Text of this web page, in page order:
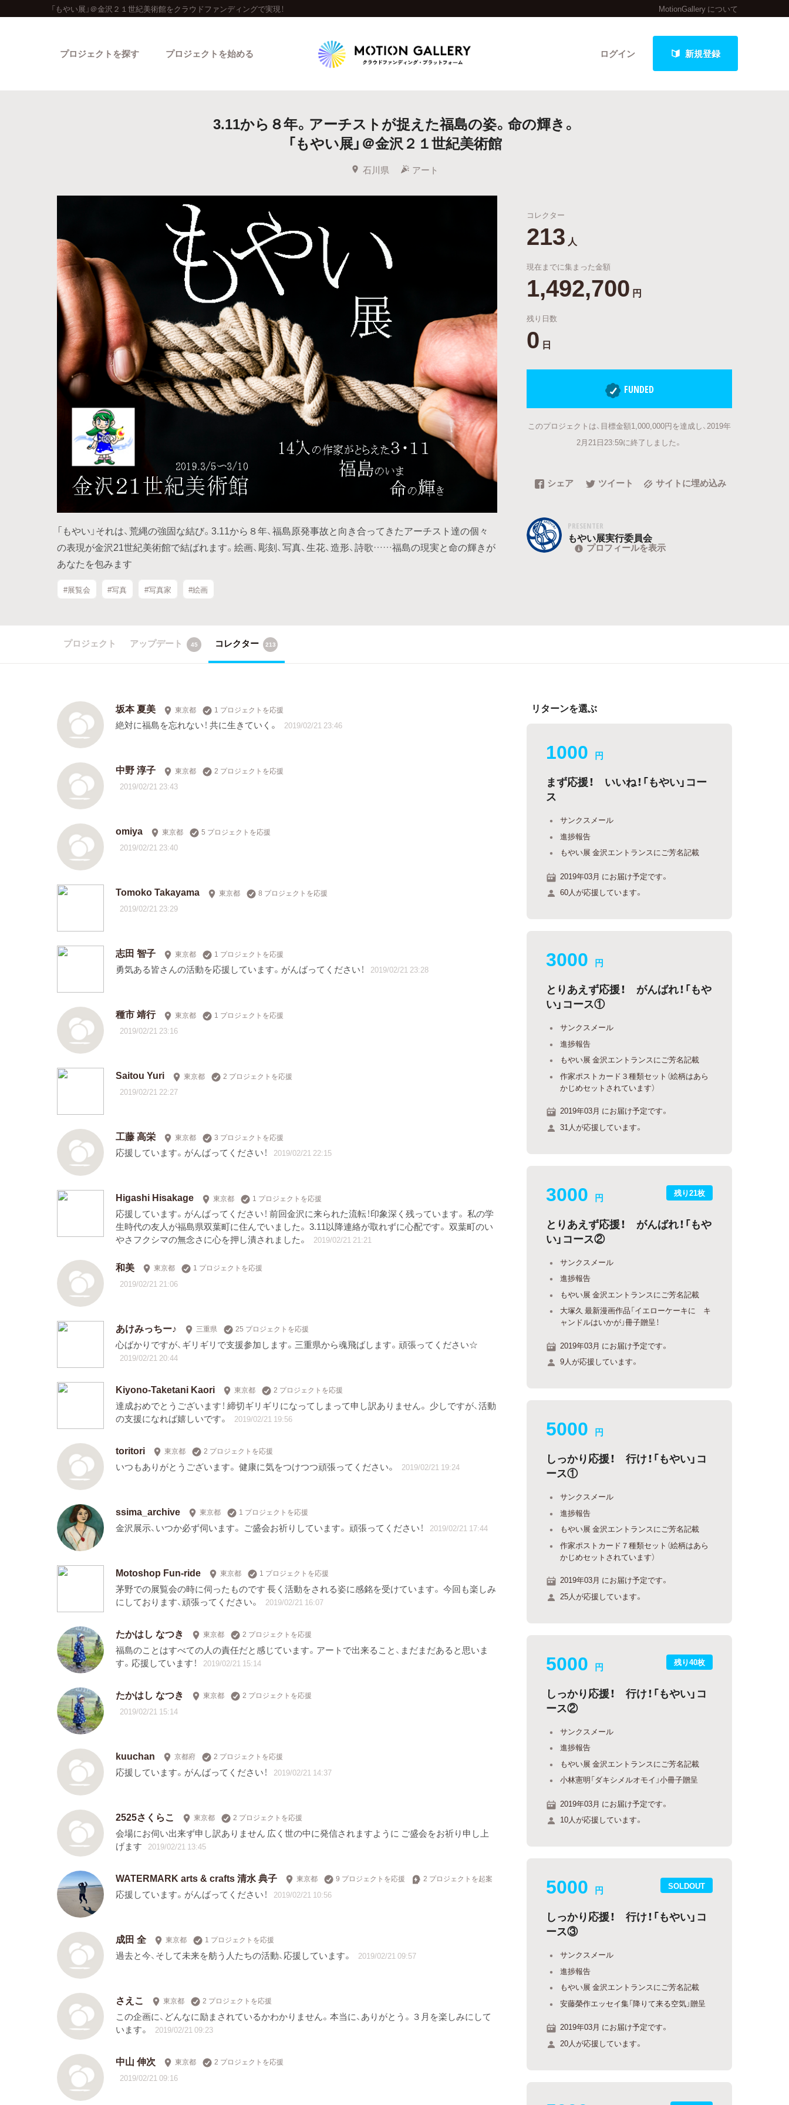
「もやい展」＠金沢２１世紀美術館をクラウドファンディングで実現！ MotionGallery について
ログイン 新規登録
プロジェクトを探す
人気のプロジェクト 新着プロジェクト 終了間近のプロジェクト
Feature
カテゴリーから探す タグから探す キュレーターから探す 特集から探す
Legendary
最新達成プロジェクト
プロジェクトを始める
3.11から８年。アーチストが捉えた福島の姿。命の輝き。
「もやい展」＠金沢２１世紀美術館
石川県 アート
「もやい」それは、荒縄の強固な結び。3.11から８年、福島原発事故と向き合ってきたアーチスト達の個々
の表現が金沢21世紀美術館で結ばれます。絵画、彫刻、写真、生花、造形、詩歌……福島の現実と命の輝きが
あなたを包みます
#展覧会 #写真 #写真家 #絵画
コレクター
213 人
現在までに集まった金額
1,492,700 円
残り日数
0 日
FUNDED
このプロジェクトは、目標金額1,000,000円を達成し、2019年
2月21日23:59に終了しました。
シェア ツイート サイトに埋め込み
PRESENTER
もやい展実行委員会
プロフィールを表示
プロジェクト アップデート 45 コレクター 213
坂本 夏美 東京都 1 プロジェクトを応援
絶対に福島を忘れない！ 共に生きていく。 2019/02/21 23:46
中野 淳子 東京都 2 プロジェクトを応援
2019/02/21 23:43
omiya 東京都 5 プロジェクトを応援
2019/02/21 23:40
Tomoko Takayama 東京都 8 プロジェクトを応援
2019/02/21 23:29
志田 智子 東京都 1 プロジェクトを応援
勇気ある皆さんの活動を応援しています。がんばってください！ 2019/02/21 23:28
種市 靖行 東京都 1 プロジェクトを応援
2019/02/21 23:16
Saitou Yuri 東京都 2 プロジェクトを応援
2019/02/21 22:27
工藤 高栄 東京都 3 プロジェクトを応援
応援しています。がんばってください！ 2019/02/21 22:15
Higashi Hisakage 東京都 1 プロジェクトを応援
応援しています。がんばってください！ 前回金沢に来られた流転！印象深く残っています。 私の学
生時代の友人が福島県双葉町に住んでいました。 3.11以降連絡が取れずに心配です。 双葉町のい
やさフクシマの無念さに心を押し潰されました。
2019/02/21 21:21
和美 東京都 1 プロジェクトを応援
2019/02/21 21:06
あけみっちー♪ 三重県 25 プロジェクトを応援
心ばかりですが、ギリギリで支援参加します。三重県から魂飛ばします。頑張ってください☆
2019/02/21 20:44
Kiyono-Taketani Kaori 東京都 2 プロジェクトを応援
達成おめでとうございます！ 締切ギリギリになってしまって申し訳ありません。 少しですが、活動
の支援になれば嬉しいです。
2019/02/21 19:56
toritori 東京都 2 プロジェクトを応援
いつもありがとうございます。 健康に気をつけつつ頑張ってください。 2019/02/21 19:24
ssima_archive 東京都 1 プロジェクトを応援
金沢展示、いつか必ず伺います。 ご盛会お祈りしています。 頑張ってください！ 2019/02/21 17:44
Motoshop Fun-ride 東京都 1 プロジェクトを応援
茅野での展覧会の時に伺ったものです 長く活動をされる姿に感銘を受けています。 今回も楽しみ
にしております、頑張ってください。
2019/02/21 16:07
たかはし なつき 東京都 2 プロジェクトを応援
福島のことはすべての人の責任だと感じています。アートで出来ること、まだまだあると思いま
す。応援しています！
2019/02/21 15:14
たかはし なつき 東京都 2 プロジェクトを応援
2019/02/21 15:14
kuuchan 京都府 2 プロジェクトを応援
応援しています。がんばってください！ 2019/02/21 14:37
2525さくらこ 東京都 2 プロジェクトを応援
会場にお伺い出来ず申し訳ありません 広く世の中に発信されますように ご盛会をお祈り申し上
げます
2019/02/21 13:45
WATERMARK arts & crafts 清水 典子 東京都 9 プロジェクトを応援 2 プロジェクトを起案
応援しています。がんばってください！ 2019/02/21 10:56
成田 全 東京都 1 プロジェクトを応援
過去と今、そして未来を舫う人たちの活動、応援しています。 2019/02/21 09:57
さえこ 東京都 2 プロジェクトを応援
この企画に、どんなに励まされているかわかりません。本当に、ありがとう。３月を楽しみにして
います。
2019/02/21 09:23
中山 伸次 東京都 2 プロジェクトを応援
2019/02/21 09:16
リターンを選ぶ
1000 円
まず応援！ いいね！「もやい」コー
ス
サンクスメール
進捗報告
もやい展 金沢エントランスにご芳名記載
2019年03月 にお届け予定です。
60人が応援しています。
3000 円
とりあえず応援！ がんばれ！「もや
い」コース①
サンクスメール
進捗報告
もやい展 金沢エントランスにご芳名記載
作家ポストカード３種類セット（絵柄はあら
かじめセットされています）
2019年03月 にお届け予定です。
31人が応援しています。
残り21枚
3000 円
とりあえず応援！ がんばれ！「もや
い」コース②
サンクスメール
進捗報告
もやい展 金沢エントランスにご芳名記載
大塚久 最新漫画作品「イエローケーキに キ
ャンドルはいかが」冊子贈呈！
2019年03月 にお届け予定です。
9人が応援しています。
5000 円
しっかり応援！ 行け！「もやい」コ
ース①
サンクスメール
進捗報告
もやい展 金沢エントランスにご芳名記載
作家ポストカード７種類セット（絵柄はあら
かじめセットされています）
2019年03月 にお届け予定です。
25人が応援しています。
残り40枚
5000 円
しっかり応援！ 行け！「もやい」コ
ース②
サンクスメール
進捗報告
もやい展 金沢エントランスにご芳名記載
小林憲明「ダキシメルオモイ」小冊子贈呈
2019年03月 にお届け予定です。
10人が応援しています。
SOLDOUT
5000 円
しっかり応援！ 行け！「もやい」コ
ース③
サンクスメール
進捗報告
もやい展 金沢エントランスにご芳名記載
安藤榮作エッセイ集「降りて来る空気」贈呈
2019年03月 にお届け予定です。
20人が応援しています。